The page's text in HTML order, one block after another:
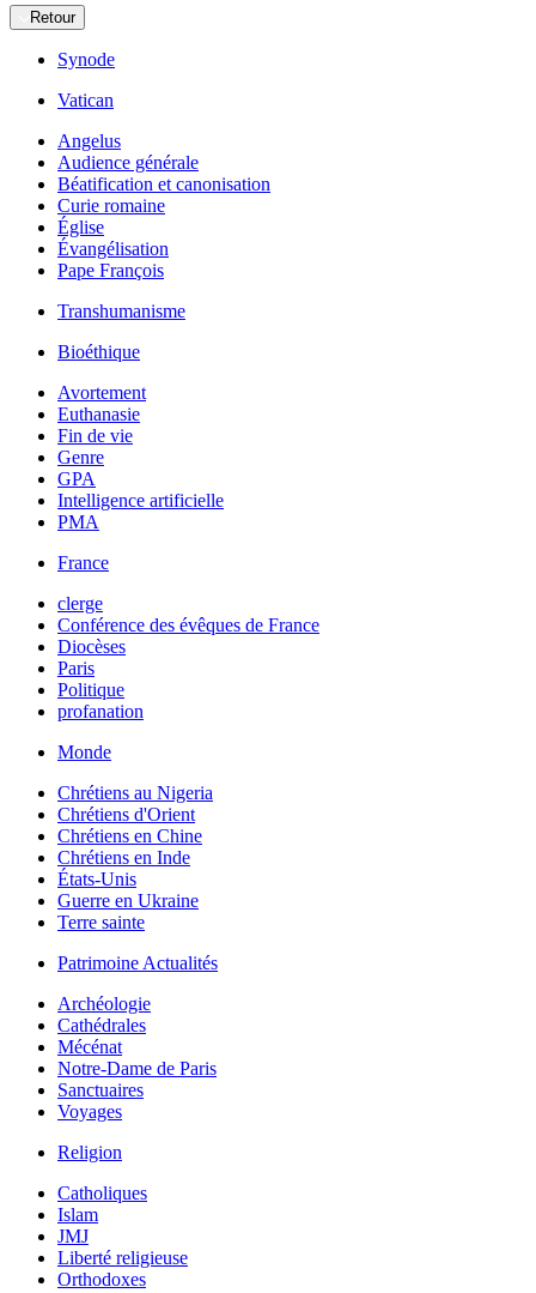
Retour
Synode
Vatican
Angelus
Audience générale
Béatification et canonisation
Curie romaine
Église
Évangélisation
Pape François
Transhumanisme
Bioéthique
Avortement
Euthanasie
Fin de vie
Genre
GPA
Intelligence artificielle
PMA
France
clerge
Conférence des évêques de France
Diocèses
Paris
Politique
profanation
Monde
Chrétiens au Nigeria
Chrétiens d'Orient
Chrétiens en Chine
Chrétiens en Inde
États-Unis
Guerre en Ukraine
Terre sainte
Patrimoine Actualités
Archéologie
Cathédrales
Mécénat
Notre-Dame de Paris
Sanctuaires
Voyages
Religion
Catholiques
Islam
JMJ
Liberté religieuse
Orthodoxes